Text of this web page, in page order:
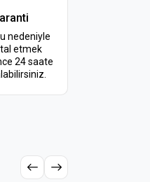
nedeniyle
etmek
24 saate